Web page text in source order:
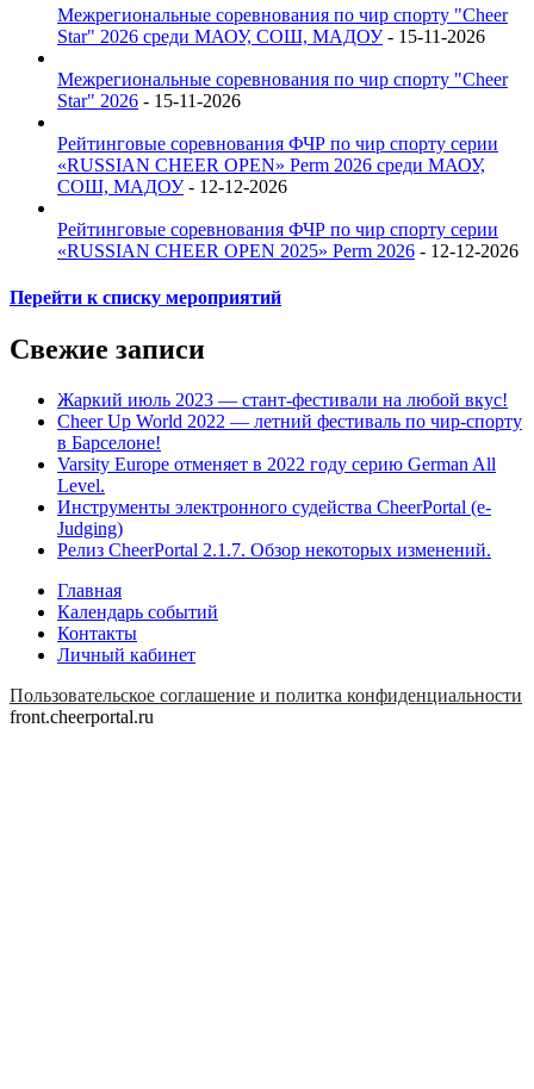
Межрегиональные соревнования по чир спорту "Cheer
Star" 2026 среди МАОУ, СОШ, МАДОУ- 15-11-2026
Межрегиональные соревнования по чир спорту "Cheer
Star" 2026 - 15-11-2026
Рейтинговые соревнования ФЧР по чир спорту серии
«RUSSIAN CHEER OPEN» Perm 2026 среди МАОУ,
СОШ, МАДОУ- 12-12-2026
Рейтинговые соревнования ФЧР по чир спорту серии
«RUSSIAN CHEER OPEN 2025» Perm 2026 - 12-12-2026
Перейти к списку мероприятий
Свежие записи
Жаркий июль 2023 — стант-фестивали на любой вкус!
Cheer Up World 2022 — летний фестиваль по чир-спорту
в Барселоне!
Varsity Europe отменяет в 2022 году серию German All
Level.
Инструменты электронного судейства CheerPortal (e-
Judging)
Релиз CheerPortal 2.1.7. Обзор некоторых изменений.
Главная
Календарь событий
Контакты
Личный кабинет
Пользовательское соглашение и политка конфиденциальности
front.cheerportal.ru